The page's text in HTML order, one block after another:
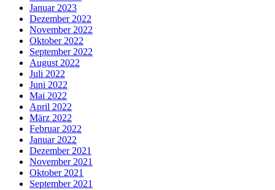
Januar 2023
Dezember 2022
November 2022
Oktober 2022
September 2022
August 2022
Juli 2022
Juni 2022
Mai 2022
April 2022
März 2022
Februar 2022
Januar 2022
Dezember 2021
November 2021
Oktober 2021
September 2021